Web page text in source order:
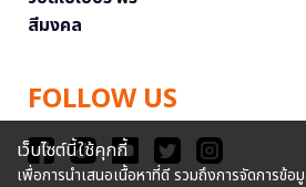
สีมงคล
FOLLOW US
เว็บไซต์นี้ใช้คุกกี้
เพื่อการนำเสนอเนื้อหาที่ดี รวมถึงการจัดการข้